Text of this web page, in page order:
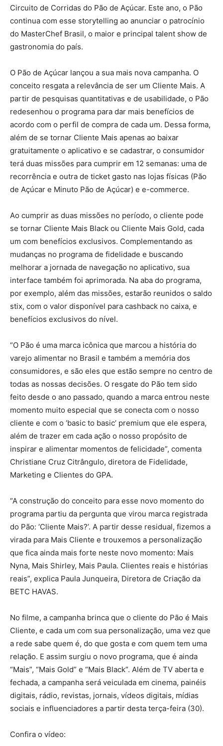
Circuito de Corridas do Pão de Açúcar. Este ano, o Pão
continua com esse storytelling ao anunciar o patrocínio
do MasterChef Brasil, o maior e principal talent show de
gastronomia do país.
O Pão de Açúcar lançou a sua mais nova campanha. O
conceito resgata a relevância de ser um Cliente Mais. A
partir de pesquisas quantitativas e de usabilidade, o Pão
redesenhou o programa para dar mais benefícios de
acordo com o perfil de compra de cada um. Dessa forma,
além de se tornar Cliente Mais apenas ao baixar
gratuitamente o aplicativo e se cadastrar, o consumidor
terá duas missões para cumprir em 12 semanas: uma de
recorrência e outra de ticket gasto nas lojas físicas (Pão
de Açúcar e Minuto Pão de Açúcar) e e-commerce.
Ao cumprir as duas missões no período, o cliente pode
se tornar Cliente Mais Black ou Cliente Mais Gold, cada
um com benefícios exclusivos. Complementando as
mudanças no programa de fidelidade e buscando
melhorar a jornada de navegação no aplicativo, sua
interface também foi aprimorada. Na aba do programa,
por exemplo, além das missões, estarão reunidos o saldo
stix, com o valor disponível para cashback no caixa, e
benefícios exclusivos do nível.
“O Pão é uma marca icônica que marcou a história do
varejo alimentar no Brasil e também a memória dos
consumidores, e são eles que estão sempre no centro de
todas as nossas decisões. O resgate do Pão tem sido
feito desde o ano passado, quando a marca entrou neste
momento muito especial que se conecta com o nosso
cliente e com o ‘basic to basic’ premium que ele espera,
além de trazer em cada ação o nosso propósito de
inspirar e alimentar momentos de felicidade”, comenta
Christiane Cruz Citrângulo, diretora de Fidelidade,
Marketing e Clientes do GPA.
“A construção do conceito para esse novo momento do
programa partiu da pergunta que virou marca registrada
do Pão: ‘Cliente Mais?’. A partir desse residual, fizemos a
virada para Mais Cliente e trouxemos a personalização
que fica ainda mais forte neste novo momento: Mais
Nyna, Mais Shirley, Mais Paula. Clientes reais e histórias
reais”, explica Paula Junqueira, Diretora de Criação da
BETC HAVAS.
No filme, a campanha brinca que o cliente do Pão é Mais
Cliente, e cada um com sua personalização, uma vez que
a rede sabe quem é, do que gosta e com quem tem uma
relação. E assim surgiu o novo programa, que é ainda
“Mais”, “Mais Gold” e “Mais Black”. Além de TV aberta e
fechada, a campanha será veiculada em cinema, painéis
digitais, rádio, revistas, jornais, vídeos digitais, mídias
sociais e influenciadores a partir desta terça-feira (30).
Confira o vídeo: